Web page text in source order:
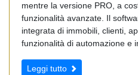
mentre la versione PRO, a
funzionalità avanzate. Il
integrata di immobili, clienti,
funzionalità di automazione e
Leggi tutto